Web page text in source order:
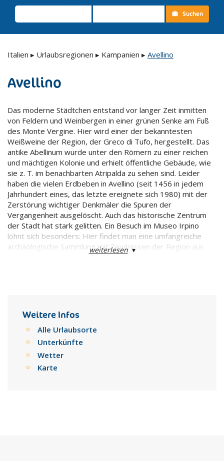
Suchen
Italien ▸ Urlaubsregionen ▸ Kampanien ▸ Avellino
Avellino
Das moderne Städtchen entstand vor langer Zeit inmitten
von Feldern und Weinbergen in einer grünen Senke am Fuß
des Monte Vergine. Hier wird einer der bekanntesten
Weißweine der Region, der Greco di Tufo, hergestellt. Das
antike Abellinum wurde unter den Römern zu einer reichen
und mächtigen Kolonie und erhielt öffentliche Gebäude, wie
sie z. T. im benachbarten Atripalda zu sehen sind. Leider
haben die vielen Erdbeben in Avellino (seit 1456 in jedem
Jahrhundert eines, das letzte ereignete sich 1980) mit der
Zerstörung wichtiger Denkmäler die Spuren der
Vergangenheit ausgelöscht. Auch das historische Zentrum
der Stadt hat stark gelitten. Ein Besuch im Museo Irpino
lohnt sich besonders: Hier findet man eine umfangreiche
archäologische Sammlung mit Zeugnissen der Region aus
prähistorischer, samnitischer und römischer Zeit.
weiterlesen▾
Weitere Infos
Alle Urlaubsorte
Unterkünfte
Wetter
Karte